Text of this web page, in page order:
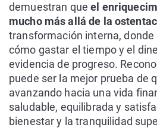
demuestran que el
mucho más allá de la
transformación interna,
cómo gastar el tiempo y el
evidencia de progreso.
puede ser la mejor prueba de
avanzando hacia una vida
saludable, equilibrada y
bienestar y la tranquilidad